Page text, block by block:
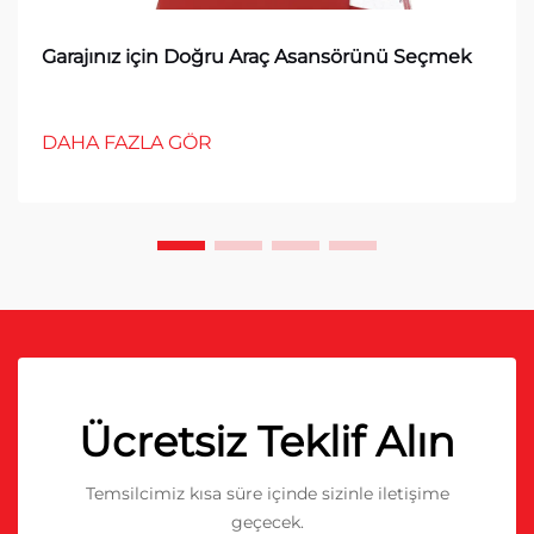
Garajınız için Doğru Araç Asansörünü Seçmek
DAHA FAZLA GÖR
Ücretsiz Teklif Alın
Temsilcimiz kısa süre içinde sizinle iletişime
geçecek.